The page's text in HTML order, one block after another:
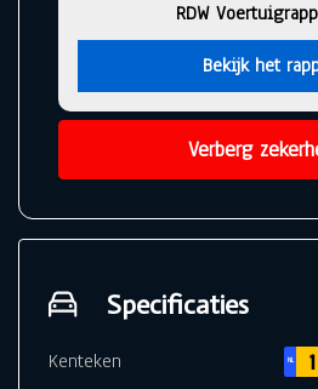
RDW
Bekijk het
Verberg
Specificaties
Kenteken NL